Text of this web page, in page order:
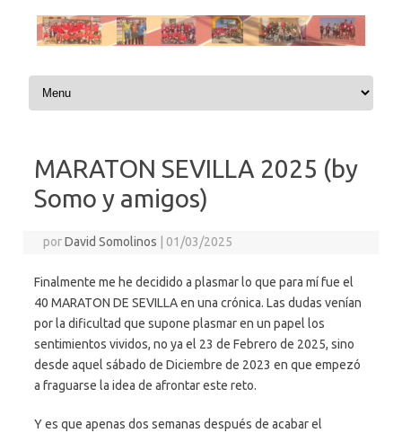
Saltar al contenido
MARATON SEVILLA 2025 (by
Somo y amigos)
porDavid Somolinos 01/03/2025
Finalmente me he decidido a plasmar lo que para mí fue el
40 MARATON DE SEVILLA en una crónica. Las dudas venían
por la dificultad que supone plasmar en un papel los
sentimientos vividos, no ya el 23 de Febrero de 2025, sino
desde aquel sábado de Diciembre de 2023 en que empezó
a fraguarse la idea de afrontar este reto.
Y es que apenas dos semanas después de acabar el